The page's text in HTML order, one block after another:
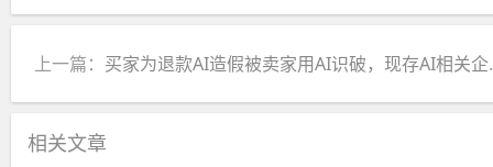
上一篇： 买家为退款AI造假被卖家用AI识破，现存AI相关企业超462.7万家
相关文章